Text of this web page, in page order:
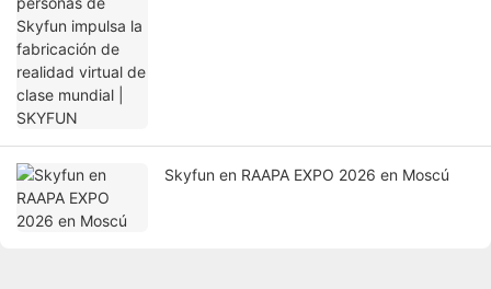
Skyfun en RAAPA EXPO 2026 en Moscú